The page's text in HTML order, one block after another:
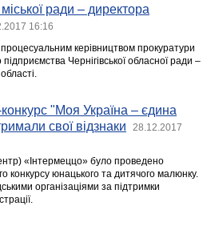
ради – директора
16:16
керівництвом прокуратури
Чернігівської обласної ради ‒
"Моя Україна – єдина
свої відзнаки
28.12.2017
«Інтермеццо» було проведено
конкурсу юнацького та дитячого малюнку.
організаціями за підтримки